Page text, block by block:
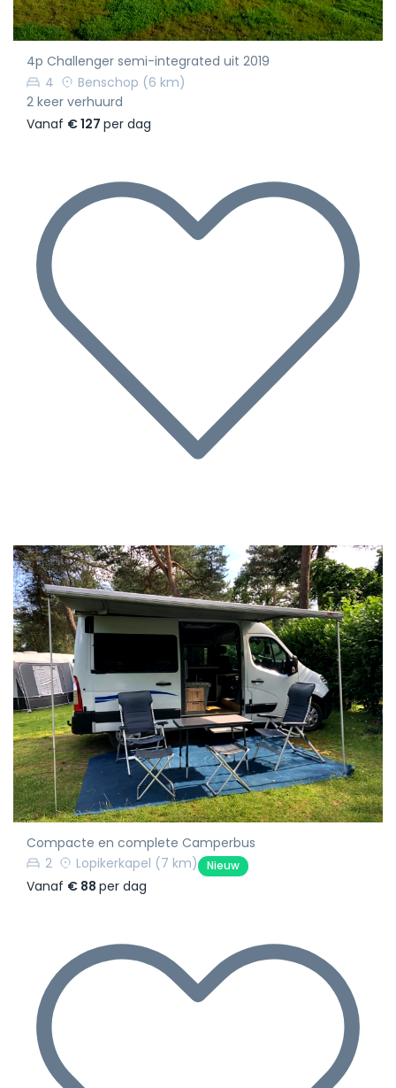
4p Challenger semi-integrated uit 2019
4
Benschop (6 km)
2 keer verhuurd
Vanaf € 127 per dag
Compacte en complete Camperbus
2
Lopikerkapel (7 km) Nieuw
Vanaf € 88 per dag